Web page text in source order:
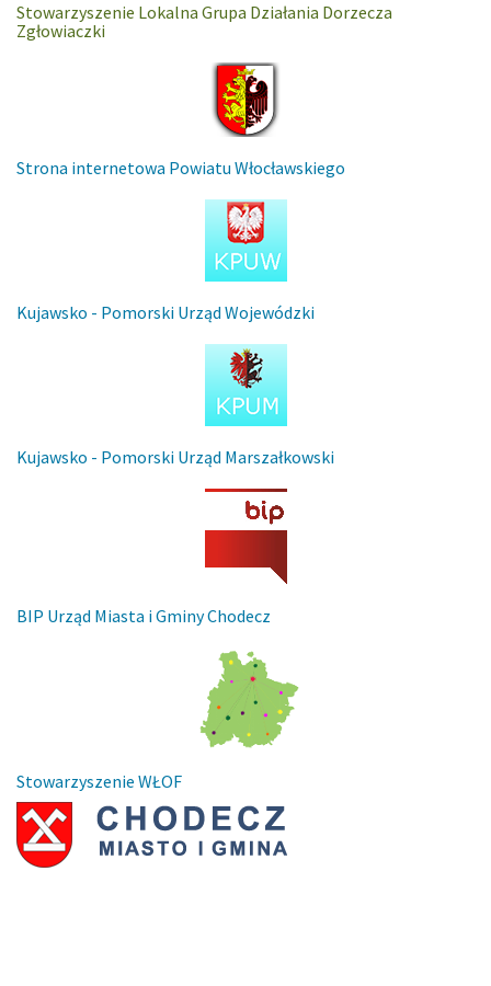
Stowarzyszenie Lokalna Grupa Działania Dorzecza
Zgłowiaczki
Strona internetowa Powiatu Włocławskiego
Kujawsko - Pomorski Urząd Wojewódzki
Kujawsko - Pomorski Urząd Marszałkowski
BIP Urząd Miasta i Gminy Chodecz
Stowarzyszenie WŁOF